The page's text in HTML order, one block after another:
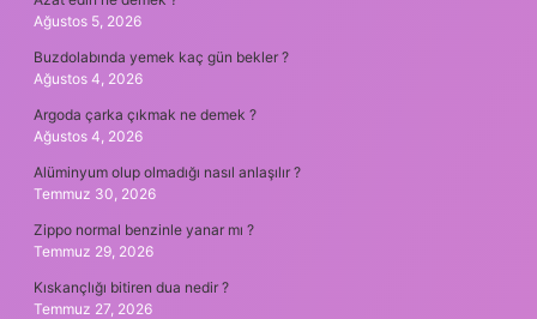
Ağustos 5, 2026
Buzdolabında yemek kaç gün bekler ?
Ağustos 4, 2026
Argoda çarka çıkmak ne demek ?
Ağustos 4, 2026
Alüminyum olup olmadığı nasıl anlaşılır ?
Temmuz 30, 2026
Zippo normal benzinle yanar mı ?
Temmuz 29, 2026
Kıskançlığı bitiren dua nedir ?
Temmuz 27, 2026